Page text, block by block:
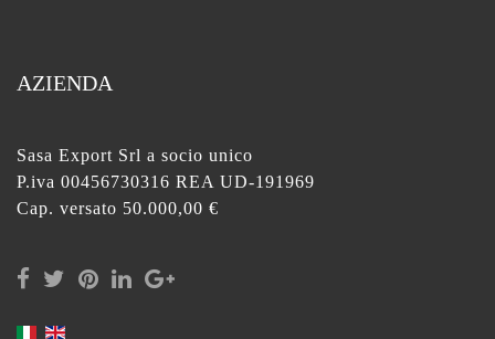
AZIENDA
Sasa Export Srl a socio unico
P.iva 00456730316 REA UD-191969
Cap. versato 50.000,00 €